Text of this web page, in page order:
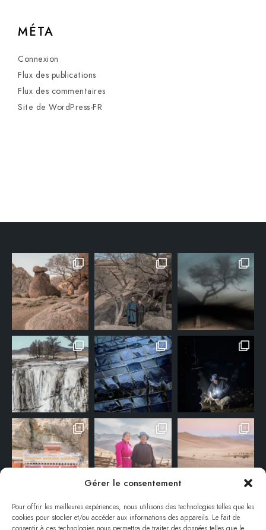
Gérer le consentement
Pour offrir les meilleures expériences, nous utilisons des technologies telles que les
cookies pour stocker et/ou accéder aux informations des appareils. Le fait de
MÉTA
Connexion
Flux des publications
Flux des commentaires
Site de WordPress-FR